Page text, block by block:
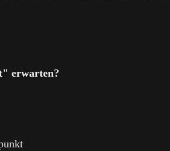
erwarten?